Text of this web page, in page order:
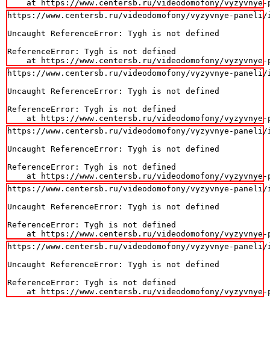
at https://www.centersb.ru/videodomofony/
https://www.centersb.ru/videodomofony/vyzyvnye-
Uncaught ReferenceError: Tygh is not defined
ReferenceError: Tygh is not defined
at https://www.centersb.ru/videodomofony/
https://www.centersb.ru/videodomofony/vyzyvnye-
Uncaught ReferenceError: Tygh is not defined
ReferenceError: Tygh is not defined
at https://www.centersb.ru/videodomofony/
https://www.centersb.ru/videodomofony/vyzyvnye-
Uncaught ReferenceError: Tygh is not defined
ReferenceError: Tygh is not defined
at https://www.centersb.ru/videodomofony/
https://www.centersb.ru/videodomofony/vyzyvnye-
Uncaught ReferenceError: Tygh is not defined
ReferenceError: Tygh is not defined
at https://www.centersb.ru/videodomofony/
https://www.centersb.ru/videodomofony/vyzyvnye-
Uncaught ReferenceError: Tygh is not defined
ReferenceError: Tygh is not defined
at https://www.centersb.ru/videodomofony/